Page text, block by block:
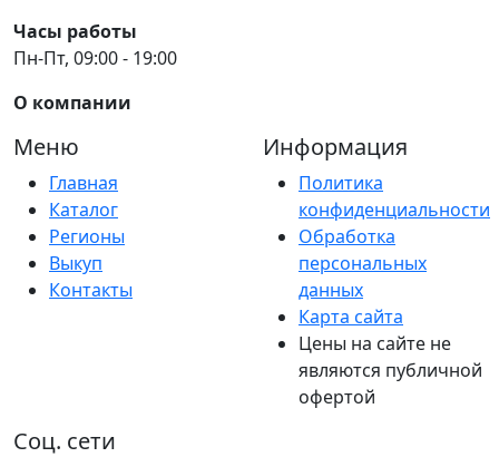
Часы работы
Пн-Пт, 09:00 - 19:00
О компании
Меню
Главная
Каталог
Регионы
Выкуп
Контакты
Информация
Политика
конфиденциальности
Обработка
персональных
данных
Карта сайта
Цены на сайте не
являются публичной
офертой
Соц. сети